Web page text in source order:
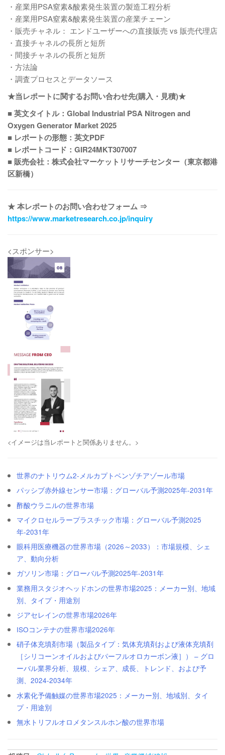
・産業用PSA窒素&酸素発生装置の製造工程分析
・産業用PSA窒素&酸素発生装置の産業チェーン
・販売チャネル： エンドユーザーへの直接販売 vs 販売代理店
・直接チャネルの長所と短所
・間接チャネルの長所と短所
・方法論
・調査プロセスとデータソース
★当レポートに関するお問い合わせ先(購入・見積)★
■ 英文タイトル：Global Industrial PSA Nitrogen and
Oxygen Generator Market 2025
■ レポートの形態：英文PDF
■ レポートコード：GIR24MKT307007
■ 販売会社：株式会社マーケットリサーチセンター（東京都港
区新橋）
★ 本レポートのお問い合わせフォーム ⇒
https://www.marketresearch.co.jp/inquiry
<スポンサー>
<イメージは当レポートと関係ありません。>
世界のナトリウム2-メルカプトベンゾチアゾール市場
パッシブ赤外線センサー市場：グローバル予測2025年-2031年
酢酸ウラニルの世界市場
マイクロセルラープラスチック市場：グローバル予測2025
年-2031年
眼科用医療機器の世界市場（2026～2033）：市場規模、シェ
ア、動向分析
ガソリン市場：グローバル予測2025年-2031年
業務用スタジオヘッドホンの世界市場2025：メーカー別、地域
別、タイプ・用途別
ジアセレインの世界市場2026年
ISOコンテナの世界市場2026年
硝子体充填剤市場（製品タイプ：気体充填剤および液体充填剤
［シリコーンオイルおよびパーフルオロカーボン液］） – グロ
ーバル業界分析、規模、シェア、成長、トレンド、および予
測、2024-2034年
水素化予備触媒の世界市場2025：メーカー別、地域別、タイ
プ・用途別
無水トリフルオロメタンスルホン酸の世界市場